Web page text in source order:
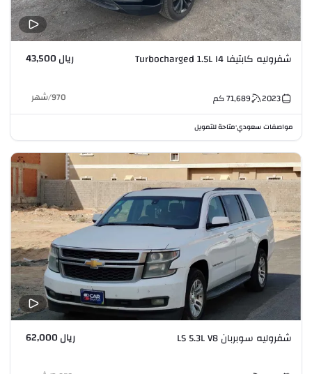
شفروليه كابتيفا Turbocharged 1.5L I4 ريال 43,500
2023
71,689كم 970
/شهر
مواصفات سعودي•متاحة للتمويل
شفروليه سوبربان LS 5.3L V8 ريال 62,000